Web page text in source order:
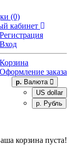
(0)
кабинет
Регистрация
Вход
Корзина
Оформление заказа
р. Валюта
US dollar
р. Рубль
корзина пуста!